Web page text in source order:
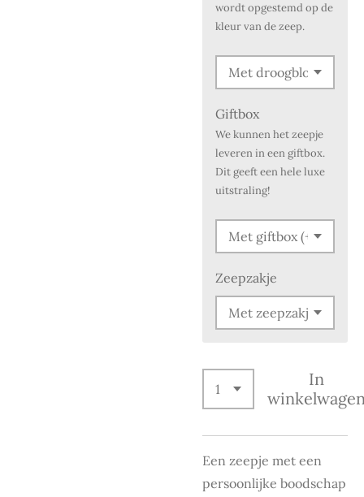
wordt opgestemd op de
kleur van de zeep.
Giftbox
We kunnen het zeepje
leveren in een giftbox.
Dit geeft een hele luxe
uitstraling!
Zeepzakje
In
Een zeepje met een
persoonlijke boodschap